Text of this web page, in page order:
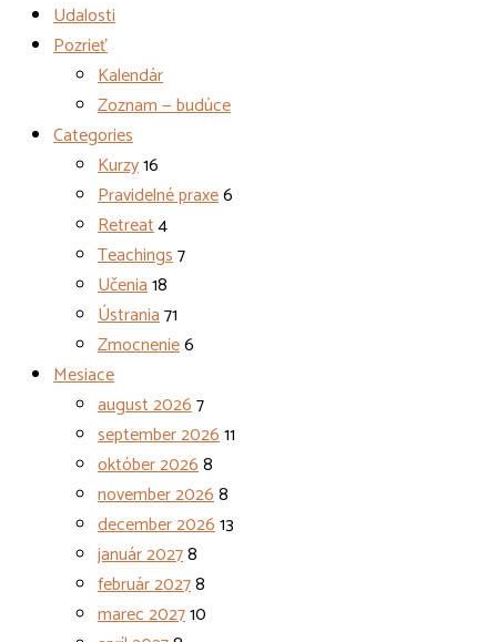
Udalosti
Pozrieť
Kalendár
Zoznam — budúce
Categories
Kurzy16
Pravidelné praxe6
Retreat4
Teachings7
Učenia18
Ústrania71
Zmocnenie6
Mesiace
august 20267
september 202611
október 20268
november 20268
december 202613
január 20278
február 20278
marec 202710